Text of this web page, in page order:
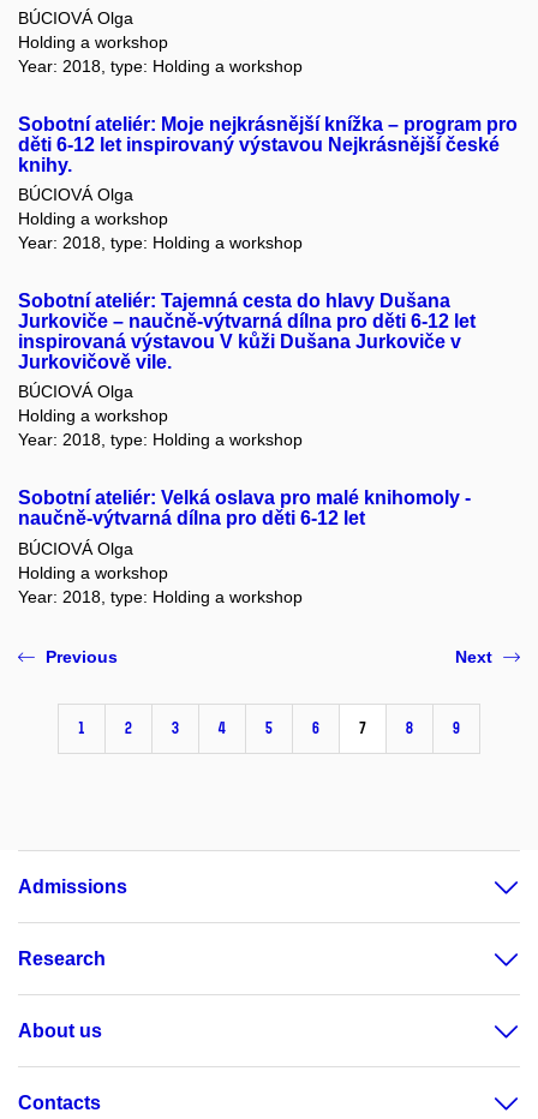
BÚCIOVÁ Olga
Holding a workshop
Year: 2018, type: Holding a workshop
Sobotní ateliér: Moje nejkrásnější knížka – program pro
děti 6-12 let inspirovaný výstavou Nejkrásnější české
knihy.
BÚCIOVÁ Olga
Holding a workshop
Year: 2018, type: Holding a workshop
Sobotní ateliér: Tajemná cesta do hlavy Dušana
Jurkoviče – naučně-výtvarná dílna pro děti 6-12 let
inspirovaná výstavou V kůži Dušana Jurkoviče v
Jurkovičově vile.
BÚCIOVÁ Olga
Holding a workshop
Year: 2018, type: Holding a workshop
Sobotní ateliér: Velká oslava pro malé knihomoly -
naučně-výtvarná dílna pro děti 6-12 let
BÚCIOVÁ Olga
Holding a workshop
Year: 2018, type: Holding a workshop
Previous
1 2 3 4 5 6 7 8 9
Next
Admissions
Research
About us
Contacts